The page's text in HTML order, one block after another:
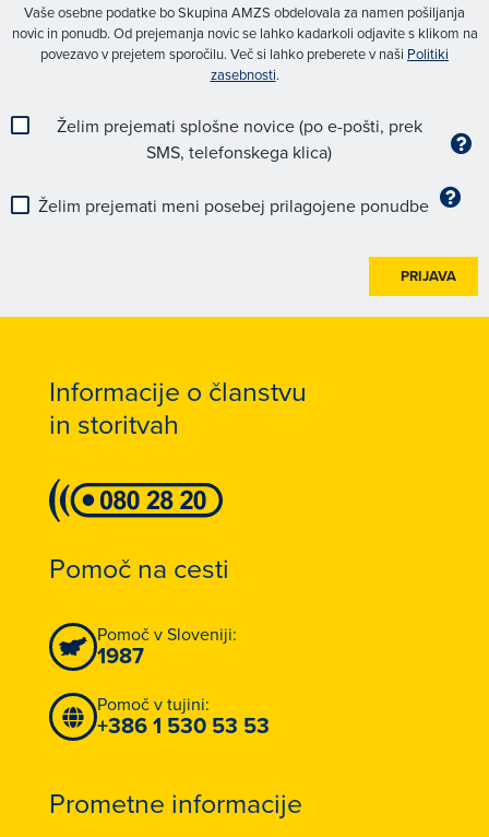
Vaše osebne podatke bo Skupina AMZS obdelovala za namen pošiljanja
novic in ponudb. Od prejemanja novic se lahko kadarkoli odjavite s klikom na
povezavo v prejetem sporočilu. Več si lahko preberete v naši Politiki
zasebnosti.
Želim prejemati splošne novice (po e-pošti, prek
SMS, telefonskega klica)
Želim prejemati meni posebej prilagojene ponudbe
PRIJAVA
Informacije o članstvu
in storitvah
Pomoč na cesti
Pomoč v Sloveniji:
1987
Pomoč v tujini:
+386 1 530 53 53
Prometne informacije